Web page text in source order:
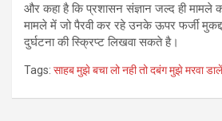
और कहा है कि प्रशासन संज्ञान जल्द ही मामले
मामले में जो पैरवी कर रहे उनके ऊपर फर्जी
दुर्घटना की स्क्रिप्ट लिखवा सकते है।
Tags: साहब मुझे बचा लो नही तो दबंग मुझे मरवा